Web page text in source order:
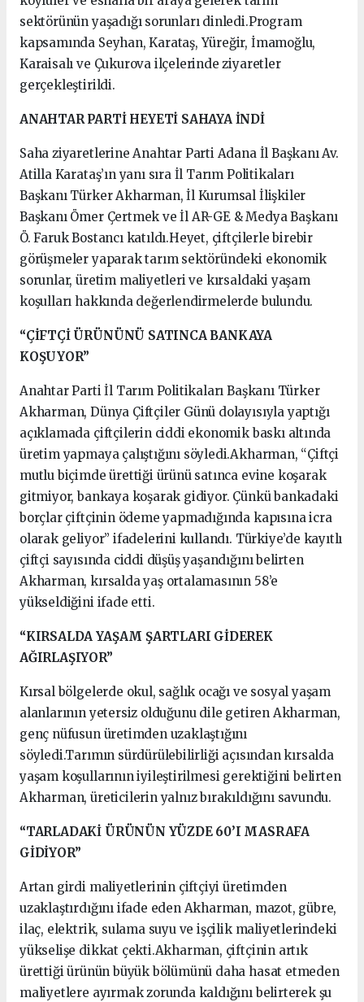
sektörünün yaşadığı sorunları dinledi.Program
kapsamında Seyhan, Karataş, Yüreğir, İmamoğlu,
Karaisalı ve Çukurova ilçelerinde ziyaretler
gerçekleştirildi.
ANAHTAR PARTİ HEYETİ SAHAYA İNDİ
Saha ziyaretlerine Anahtar Parti Adana İl Başkanı Av.
Atilla Karataş’ın yanı sıra İl Tarım Politikaları
Başkanı Türker Akharman, İl Kurumsal İlişkiler
Başkanı Ömer Çertmek ve İl AR-GE & Medya Başkanı
Ö. Faruk Bostancı katıldı.Heyet, çiftçilerle birebir
görüşmeler yaparak tarım sektöründeki ekonomik
sorunlar, üretim maliyetleri ve kırsaldaki yaşam
koşulları hakkında değerlendirmelerde bulundu.
“ÇİFTÇİ ÜRÜNÜNÜ SATINCA BANKAYA
KOŞUYOR”
Anahtar Parti İl Tarım Politikaları Başkanı Türker
Akharman, Dünya Çiftçiler Günü dolayısıyla yaptığı
açıklamada çiftçilerin ciddi ekonomik baskı altında
üretim yapmaya çalıştığını söyledi.Akharman, “Çiftçi
mutlu biçimde ürettiği ürünü satınca evine koşarak
gitmiyor, bankaya koşarak gidiyor. Çünkü bankadaki
borçlar çiftçinin ödeme yapmadığında kapısına icra
olarak geliyor” ifadelerini kullandı. Türkiye’de kayıtlı
çiftçi sayısında ciddi düşüş yaşandığını belirten
Akharman, kırsalda yaş ortalamasının 58’e
yükseldiğini ifade etti.
“KIRSALDA YAŞAM ŞARTLARI GİDEREK
AĞIRLAŞIYOR”
Kırsal bölgelerde okul, sağlık ocağı ve sosyal yaşam
alanlarının yetersiz olduğunu dile getiren Akharman,
genç nüfusun üretimden uzaklaştığını
söyledi.Tarımın sürdürülebilirliği açısından kırsalda
yaşam koşullarının iyileştirilmesi gerektiğini belirten
Akharman, üreticilerin yalnız bırakıldığını savundu.
“TARLADAKİ ÜRÜNÜN YÜZDE 60’I MASRAFA
GİDİYOR”
Artan girdi maliyetlerinin çiftçiyi üretimden
uzaklaştırdığını ifade eden Akharman, mazot, gübre,
ilaç, elektrik, sulama suyu ve işçilik maliyetlerindeki
yükselişe dikkat çekti.Akharman, çiftçinin artık
ürettiği ürünün büyük bölümünü daha hasat etmeden
maliyetlere ayırmak zorunda kaldığını belirterek şu